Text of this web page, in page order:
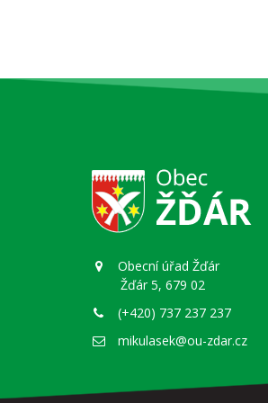
Obecní úřad Žďár
Žďár 5, 679 02
(+420) 737 237 237
mikulasek@ou-zdar.cz